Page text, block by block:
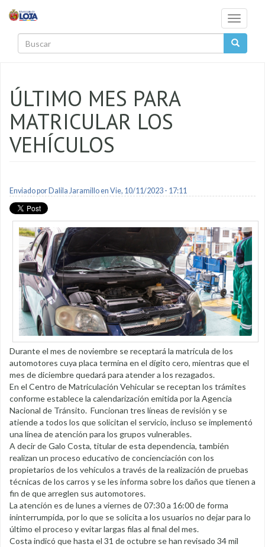
Toggle
ÚLTIMO MES PARA
MATRICULAR LOS
VEHÍCULOS
Enviado por Dalila Jaramilloen Vie, 10/11/2023 - 17:11
Durante el mes de noviembre se receptará la matrícula de los
automotores cuya placa termina en el dígito cero, mientras que el
mes de diciembre quedará para atender a los rezagados.
En el Centro de Matriculación Vehicular se receptan los trámites
conforme establece la calendarización emitida por la Agencia
Nacional de Tránsito. Funcionan tres líneas de revisión y se
atiende a todos los que solicitan el servicio, incluso se implementó
una línea de atención para los grupos vulnerables.
A decir de Galo Costa, titular de esta dependencia, también
realizan un proceso educativo de concienciación con los
propietarios de los vehículos a través de la realización de pruebas
técnicas de los carros y se les informa sobre los daños que tienen a
fin de que arreglen sus automotores.
La atención es de lunes a viernes de 07:30 a 16:00 de forma
ininterrumpida, por lo que se solicita a los usuarios no dejar para lo
último el proceso y evitar largas filas al final del mes.
Costa indicó que hasta el 31 de octubre se han revisado 34 mil